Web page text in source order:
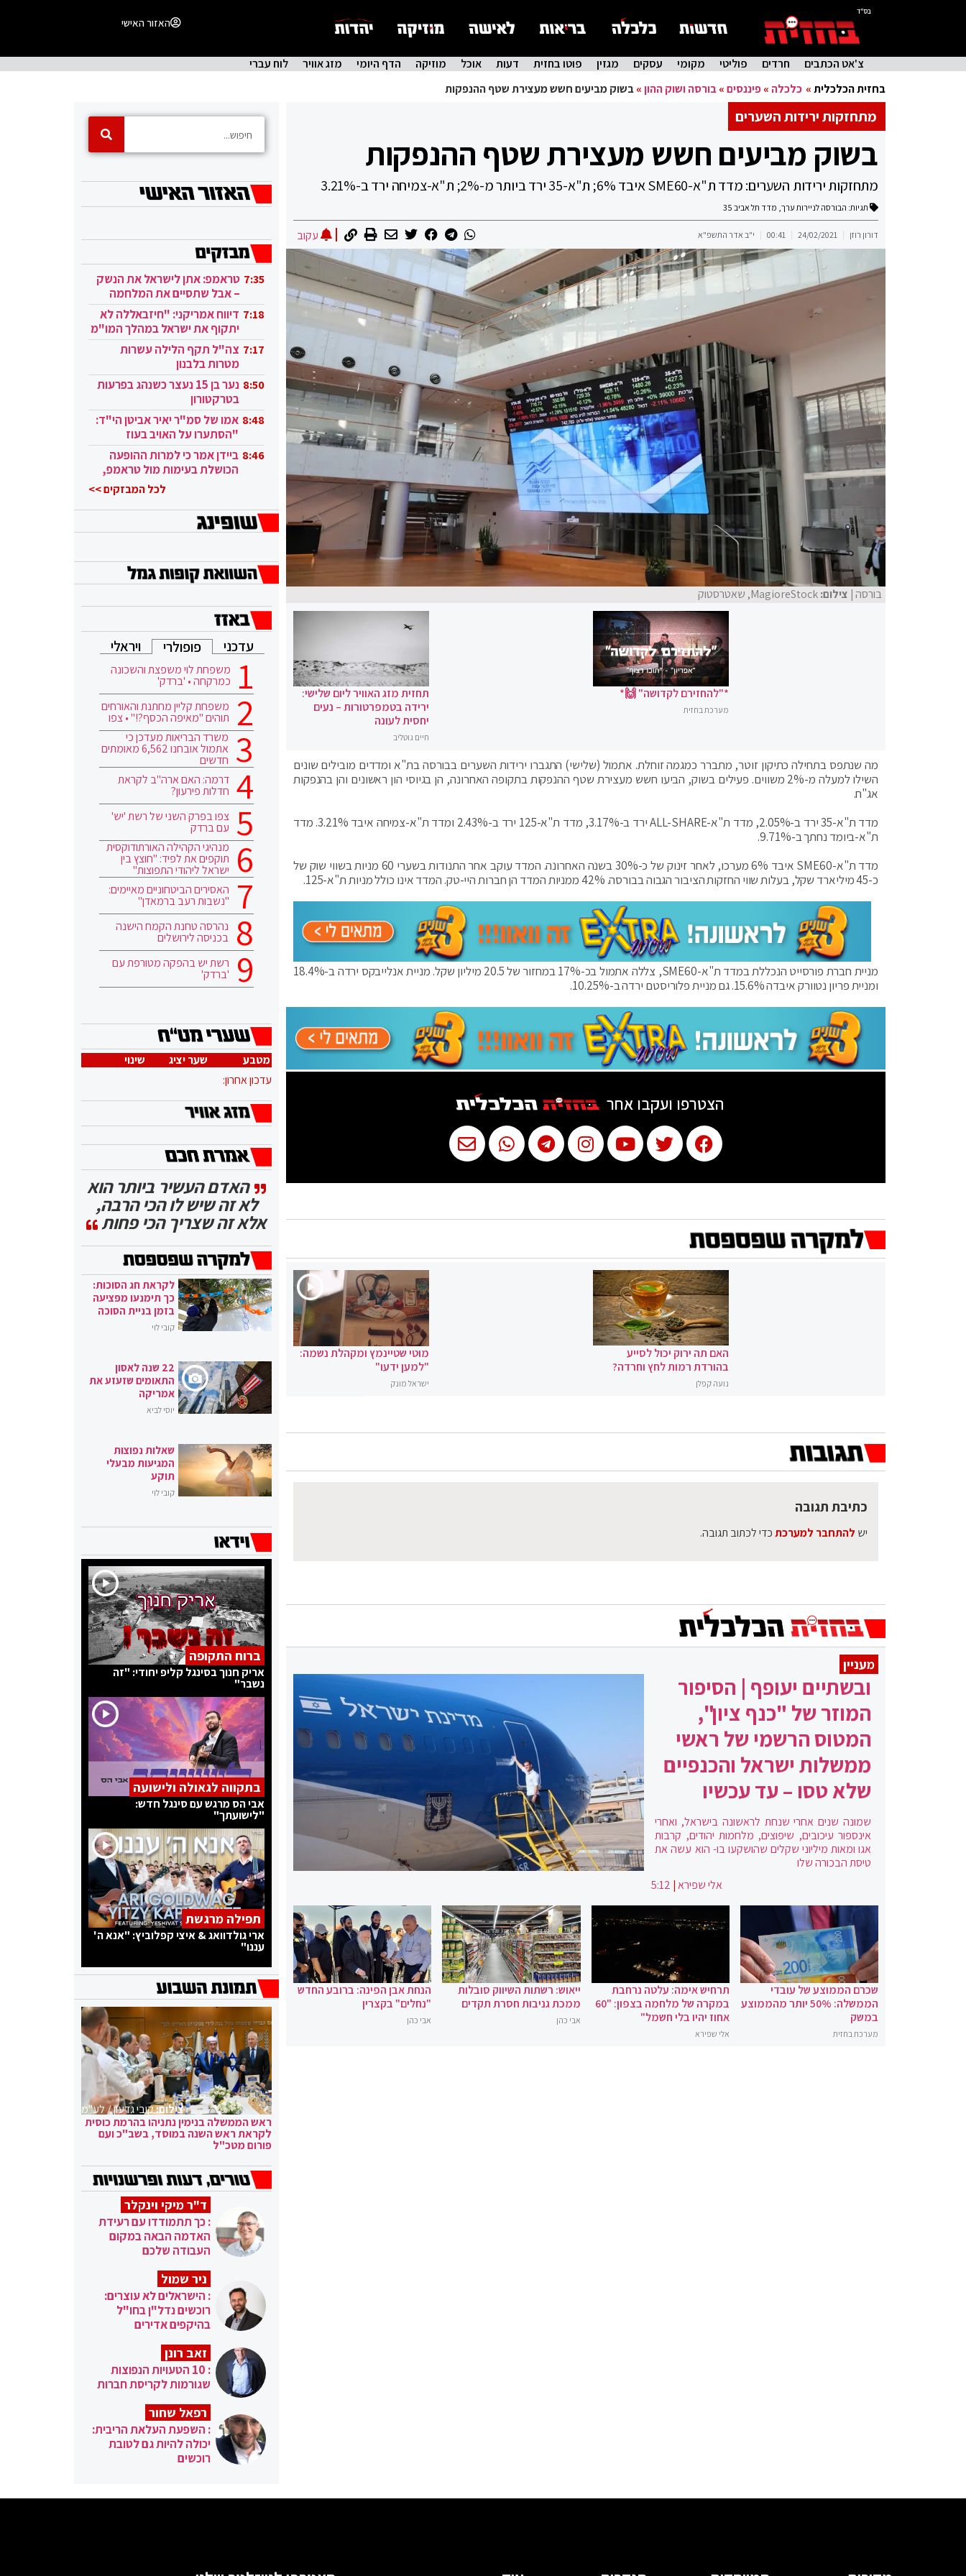
בס"ד
האזור האישי
צ'אט הכתבים חרדים פוליטי מקומי עסקים מגזין פוטו בחזית דעות אוכל מוזיקה הדף היומי מזג אוויר
לוח עברי
בחזית הכלכלית» כלכלה »פיננסים»בורסה ושוק ההון»בשוק מביעים חשש מעצירת שטף ההנפקות
מתחזקות ירידות השערים
בשוק מביעים חשש מעצירת שטף ההנפקות
מתחזקות ירידות השערים: מדד ת"א-SME60 איבד 6%; ת"א-35 ירד ביותר מ-2%; ת"א-צמיחה ירד ב-3.21%
תגיות: הבורסה לניירות ערך, מדד תל אביב 35
דורון רוזן 24/02/2021
00:41 י"ב אדר התשפ"א עקוב
בורסה| צילום:MagioreStock, שאטרסטוק
*"להחזירם לקדושה" 🙌*
מערכת בחזית
תחזית מזג האוויר ליום שלישי:
ירידה בטמפרטורות – נעים
יחסית לעונה
חיים גוטליב
מה שנתפס בתחילה כתיקון זוטר, מתברר כמגמה זוחלת. אתמול (שלישי) התגברו ירידות השערים בבורסה בת"א ומדדים מובילים שונים
השילו למעלה מ-2% משווים. פעילים בשוק, הביעו חשש מעצירת שטף ההנפקות בתקופה האחרונה, הן בגיוסי הון ראשונים והן בהנפקות
אג"ח.
מדד ת"א-35 ירד ב-2.05%, מדד ת"א-ALL-SHARE ירד ב-3.17%, מדד ת"א-125 ירד ב-2.43% ומדד ת"א-צמיחה איבד 3.21%. מדד
ת"א-ביומד נחתך ב-9.71%.
מדד ת"א-SME60 איבד 6% מערכו, לאחר זינוק של כ-30% בשנה האחרונה. המדד עוקב אחר התנודות בשערי 60 מניות בשווי שוק של
כ-45 מיליארד שקל, בעלות שווי החזקות הציבור הגבוה בבורסה. 42% ממניות המדד הן חברות היי-טק. המדד אינו כולל מניות ת"א-125.
מניית חברת פורסייט הנכללת במדד ת"א-SME60, צללה אתמול בכ-17% במחזור של 20.5 מיליון שקל. מניית אנלייבקס ירדה ב-18.4%
ומניית פריון נטוורק איבדה 15.6%. גם מניית פלוריסטם ירדה ב-10.25%.
הצטרפו ועקבו אחר
האם תה ירוק יכול לסייע
בהורדת רמות לחץ וחרדה?
נועה קפלן
מוטי שטיינמץ ומקהלת נשמה:
"למען ידעו"
ישראל מונק
כתיבת תגובה
יש להתחבר למערכתכדי לכתוב תגובה.
מעניין
ובשתיים יעופף | הסיפור
המוזר של "כנף ציון",
המטוס הרשמי של ראשי
ממשלות ישראל והכנפיים
שלא טסו – עד עכשיו
שמונה שנים אחרי שנחת לראשונה בישראל, ואחרי
אינספור עיכובים, שיפוצים, מלחמות יהודים, קרבות
אגו ומאות מיליוני שקלים שהושקעו בו- הוא עשה את
טיסת הבכורה שלו
אלי שפירא|
5:12
שכרם הממוצע של עובדי
הממשלה: 50% יותר מהממוצע
במשק
מערכת בחזית
תרחיש אימה: עלטה נרחבת
במקרה של מלחמה בצפון: "60
אחוז יהיו בלי חשמל"
אלי שפירא
ייאוש: רשתות השיווק סובלות
ממכת גניבות חסרת תקדים
אבי כהן
הנחת אבן הפינה: ברובע החדש
"נחלים" בקצרין
אבי כהן
7:35 טראמפ: אתן לישראל את הנשק
– אבל שתסיים את המלחמה
בעזה 7:18 דיווח אמריקני: "חיזבאללה לא
יתקוף את ישראל במהלך המו"מ
בקטאר" 7:17 צה"ל תקף הלילה עשרות
מטרות בלבנון
8:50
נער בן 15 נעצר כשנהג בפרעות
בטרקטורון
8:48 אמו של סמ"ר יאיר אביטן הי"ד:
"הסתערו על האויב בעוז
ובגבורה" 8:46 ביידן אמר כי למרות ההופעה
הכושלת בעימות מול טראמפ,
לכל המבזקים >>
עדכני פופולרי ויראלי
משפחת לוי משפצת והשכונה
כמרקחה • 'ברדק'
משפחת קליין מחתנת והאורחים
תוהים "מאיפה הכסף?!" • צפו
משרד הבריאות מעדכן כי
אתמול אובחנו 6,562 מאומתים
חדשים
דרמה: האם ארה"ב לקראת
חדלות פירעון?
צפו בפרק השני של רשת 'יש'
עם ברדק
מנהיגי הקהילה האורתודוקסית
תוקפים את לפיד: "חוצץ בין
ישראל ליהודי התפוצות"
האסירים הביטחוניים מאיימים:
"נשבות רעב ברמאדן"
נהרסה טחנת הקמח הישנה
בכניסה לירושלים
רשת יש בהפקה מטורפת עם
'ברדק'
מטבע שער יציג
שינוי
עדכון אחרון:
האדם העשיר ביותר הוא
לא זה שיש לו הכי הרבה,
אלא זה שצריך הכי פחות
לקראת חג הסוכות:
כך תימנעו מפציעה
בזמן בניית הסוכה
קובי לוי
22 שנה לאסון
התאומים שזעזע את
אמריקה
יוסי לביא
שאלות נפוצות
המגיעות מבעלי
תוקע
קובי לוי
ברוח התקופה
אריק חנוך בסינגל קליפ יחודי: "זה
נשבר"
בתקווה לגאולה ולישועה
אבי הס מרגש עם סינגל חדש:
"לישועתך"
תפילה מרגשת
ארי גולדוואג & איצי קפלוביץ: "אנא ה'
עננו"
צילום:קובי גדעון / לע"מ
ראש הממשלה בנימין נתניהו בהרמת כוסית
לקראת ראש השנה במוסד, בשב"כ ועם
פורום מטכ"ל
ד"ר מיקי וינקלר
: כך תתמודדו עם רעידת
האדמה הבאה במקום
העבודה שלכם
ניר שמול
: הישראלים לא עוצרים:
רוכשים נדל"ן בחו"ל
בהיקפים אדירים
זאב רונן
: 10 הטעויות הנפוצות
שגורמות לקריסת חברות
רפאל שחור
: השפעת העלאת הריבית:
יכולה להיות גם לטובת
רוכשים